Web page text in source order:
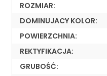
ROZMIAR:
DOMINUJACY KOLOR:
POWIERZCHNIA:
REKTYFIKACJA:
GRUBOŚĆ: